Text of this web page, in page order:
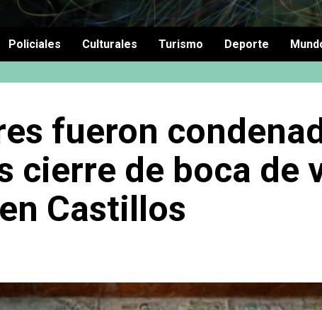
Policiales Culturales Turismo Deporte
fueron
cierre de boca de
Castillos